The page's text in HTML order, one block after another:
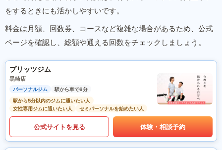
をするときにも活かしやすいです。
料金は月額、回数券、コースなど複雑な場合があるため、公式
ページを確認し、総額や通える回数をチェックしましょう。
プリッツジム
黒崎店
パーソナルジム
駅から車で6分
駅から5分以内のジムに通いたい人
女性専用ジムに通いたい人
セミパーソナルを始めたい人
公式サイトを見る 体験・相談予約